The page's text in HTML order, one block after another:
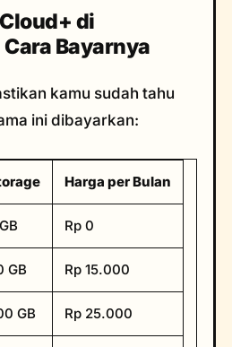
di
Bayarnya
kamu sudah tahu
ini dibayarkan:
Harga per Bulan
Rp 0
GB Rp 15.000
GB Rp 25.000